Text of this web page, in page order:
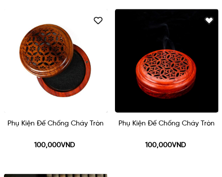
Phụ Kiện Đế Chống Cháy Tròn
100,000VND
Phụ Kiện Đế Chống Cháy Tròn
100,000VND